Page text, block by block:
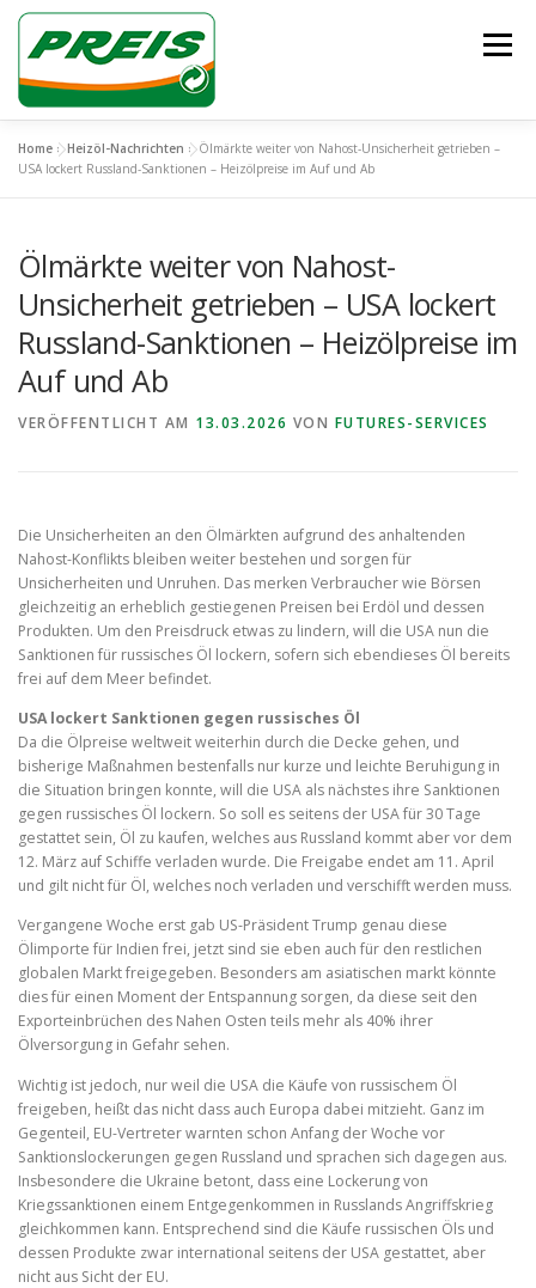
Zum
springen
Menü
ÜBER UNS HEIZÖL/DIESEL ENTSORGUNG
UNSER TEAM KONTAKT
Home »Heizöl-Nachrichten »Ölmärkte weiter von Nahost-Unsicherheit getrieben –
USA lockert Russland-Sanktionen – Heizölpreise im Auf und Ab
Ölmärkte weiter von Nahost-
Unsicherheit getrieben – USA lockert
Russland-Sanktionen – Heizölpreise im
Auf und Ab
VERÖFFENTLICHT AM 13.03.2026 VON FUTURES-SERVICES
Die Unsicherheiten an den Ölmärkten aufgrund des anhaltenden
Nahost-Konflikts bleiben weiter bestehen und sorgen für
Unsicherheiten und Unruhen. Das merken Verbraucher wie Börsen
gleichzeitig an erheblich gestiegenen Preisen bei Erdöl und dessen
Produkten. Um den Preisdruck etwas zu lindern, will die USA nun die
Sanktionen für russisches Öl lockern, sofern sich ebendieses Öl bereits
frei auf dem Meer befindet.
USA lockert Sanktionen gegen russisches Öl
Da die Ölpreise weltweit weiterhin durch die Decke gehen, und
bisherige Maßnahmen bestenfalls nur kurze und leichte Beruhigung in
die Situation bringen konnte, will die USA als nächstes ihre Sanktionen
gegen russisches Öl lockern. So soll es seitens der USA für 30 Tage
gestattet sein, Öl zu kaufen, welches aus Russland kommt aber vor dem
12. März auf Schiffe verladen wurde. Die Freigabe endet am 11. April
und gilt nicht für Öl, welches noch verladen und verschifft werden muss.
Vergangene Woche erst gab US-Präsident Trump genau diese
Ölimporte für Indien frei, jetzt sind sie eben auch für den restlichen
globalen Markt freigegeben. Besonders am asiatischen markt könnte
dies für einen Moment der Entspannung sorgen, da diese seit den
Exporteinbrüchen des Nahen Osten teils mehr als 40% ihrer
Ölversorgung in Gefahr sehen.
Wichtig ist jedoch, nur weil die USA die Käufe von russischem Öl
freigeben, heißt das nicht dass auch Europa dabei mitzieht. Ganz im
Gegenteil, EU-Vertreter warnten schon Anfang der Woche vor
Sanktionslockerungen gegen Russland und sprachen sich dagegen aus.
Insbesondere die Ukraine betont, dass eine Lockerung von
Kriegssanktionen einem Entgegenkommen in Russlands Angriffskrieg
gleichkommen kann. Entsprechend sind die Käufe russischen Öls und
dessen Produkte zwar international seitens der USA gestattet, aber
nicht aus Sicht der EU.